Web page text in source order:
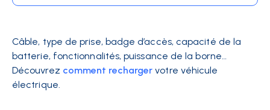
Câble, type de prise, badge d’accès, capacité de la
batterie, fonctionnalités, puissance de la borne…
Découvrez comment recharger votre véhicule
électrique.